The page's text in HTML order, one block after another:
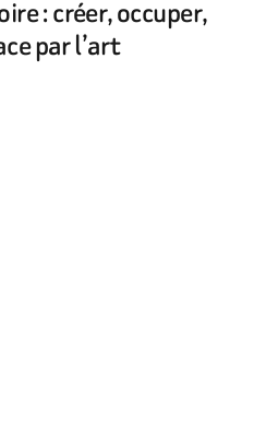
: créer, occuper,
par l’art